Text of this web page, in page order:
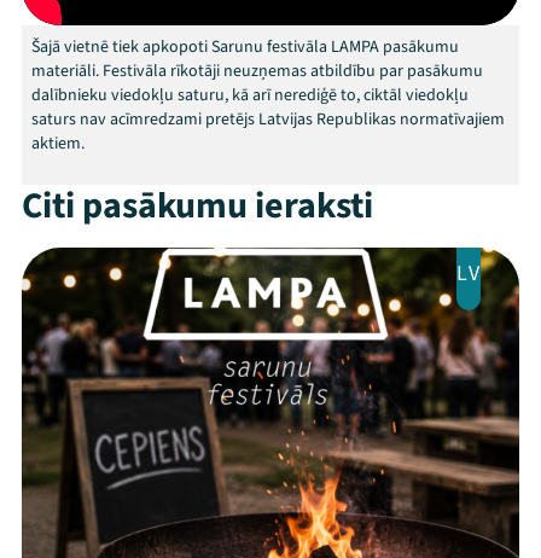
Mana programma
Programma
Arhīvs
Viņi bija LAMPĀ 2026
Jaunumi
Ziedo
Veikals
Šajā vietnē tiek apkopoti Sarunu festivāla LAMPA pasākumu
materiāli. Festivāla rīkotāji neuzņemas atbildību par pasākumu
dalībnieku viedokļu saturu, kā arī nerediģē to, ciktāl viedokļu
saturs nav acīmredzami pretējs Latvijas Republikas normatīvajiem
aktiem.
Citi pasākumu ieraksti
LV